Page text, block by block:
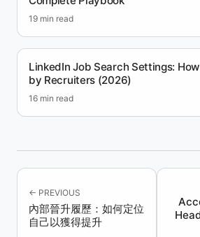
19 min read
LinkedIn Job Search Settings:
by Recruiters (2026)
16 min read
← PREVIOUS
內部晉升履歷：如何定位
自己以獲得提升